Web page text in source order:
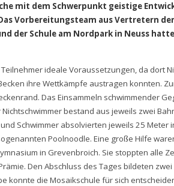
mit dem Schwerpunkt geistige
Vorbereitungsteam aus Vertretern
der Schule am Nordpark in Neuss
ideale Voraussetzungen, da dort
ihre Wettkämpfe austragen konnten.
Das Einsammeln schwimmender
bestand aus jeweils zwei
Schwimmer absolvierten jeweils 25 Meter
Poolnoodle. Eine große Hilfe
in Grevenbroich. Sie stoppten alle
Den Abschluss des Tages bildeten
konnte die Mosaikschule für sich